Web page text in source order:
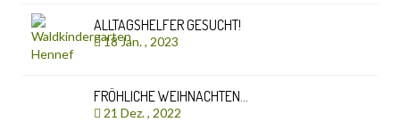
ALLTAGSHELFER GESUCHT!
18 Jan. , 2023
FRÖHLICHE WEIHNACHTEN…
21 Dez. , 2022